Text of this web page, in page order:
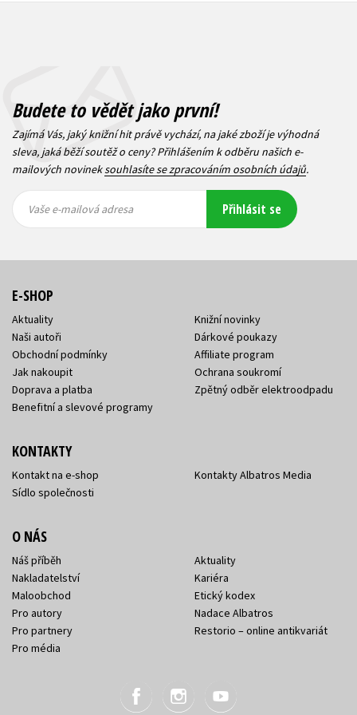
Budete to vědět jako první!
Zajímá Vás, jaký knižní hit právě vychází, na jaké zboží je výhodná
sleva, jaká běží soutěž o ceny? Přihlášením k odběru našich e-
mailových novineksouhlasíte se zpracováním osobních údajů.
mailová
mailová
Vaše e-mailová adresa Přihlásit se
E-SHOP
Aktuality
Naši autoři
Obchodní podmínky
Jak nakoupit
Doprava a platba
Benefitní a slevové programy
Knižní novinky
Dárkové poukazy
Affiliate program
Ochrana soukromí
Zpětný odběr elektroodpadu
KONTAKTY
Kontakt na e-shop
Sídlo společnosti
Kontakty Albatros Media
O NÁS
Náš příběh
Nakladatelství
Maloobchod
Pro autory
Pro partnery
Pro média
Aktuality
Kariéra
Etický kodex
Nadace Albatros
Restorio – online antikvariát